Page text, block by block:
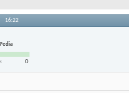
16:22
0